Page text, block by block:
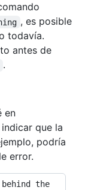
, es posible
todavía.
antes de
.
en
que la
podría
error.
the